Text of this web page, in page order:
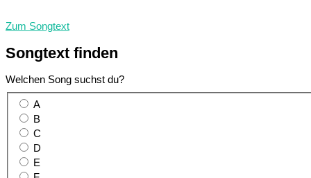
Zum Songtext
Songtext finden
Welchen Song suchst du?
A
B
C
D
E